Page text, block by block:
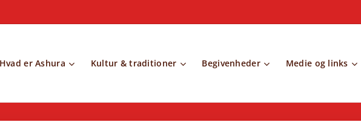
Hvad er Ashura Kultur & traditioner Begivenheder Medie og links